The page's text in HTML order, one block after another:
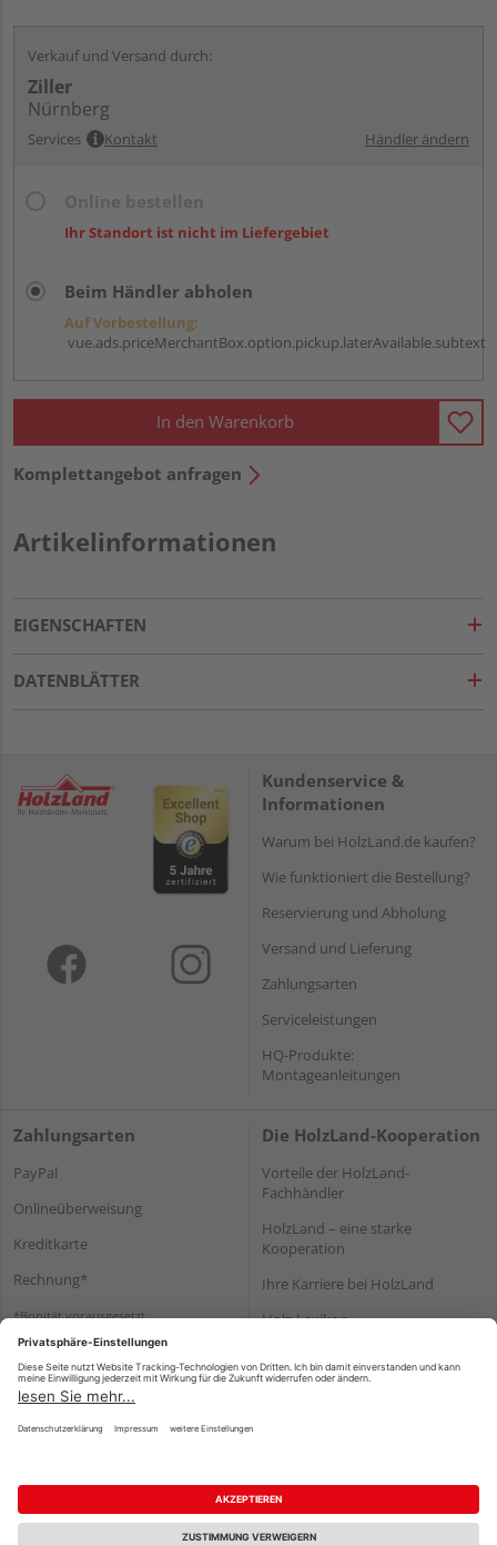
Verkauf und Versand durch:
Ziller
Nürnberg
Services Kontakt Händler ändern
Ihr Standort ist nicht im Liefergebiet
Beim Händler abholen
Auf Vorbestellung:
vue.ads.priceMerchantBox.option.pickup.laterAvailable.subtext
In den Warenkorb
Komplettangebot anfragen
Artikelinformationen
EIGENSCHAFTEN
DATENBLÄTTER
Kundenservice &
Informationen
Warum bei HolzLand.de kaufen?
Wie funktioniert die Bestellung?
Reservierung und Abholung
Versand und Lieferung
Zahlungsarten
Serviceleistungen
HQ-Produkte:
Montageanleitungen
Zahlungsarten
PayPal
Onlineüberweisung
Kreditkarte
Rechnung*
*Bonität vorausgesetzt
Die HolzLand-Kooperation
Vorteile der HolzLand-
Fachhändler
HolzLand – eine starke
Kooperation
Ihre Karriere bei HolzLand
Holz-Lexikon
Impressum Datenschutz
Nutzungsbedingungen
Barrierefreiheitserklärung
Vertrag widerrufen